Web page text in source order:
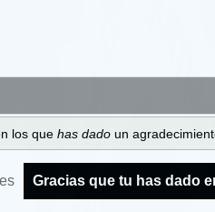
los que has dado un
Gracias que tu has dado